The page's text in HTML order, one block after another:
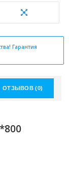
Гарантия
ОТЗЫВОВ (0)